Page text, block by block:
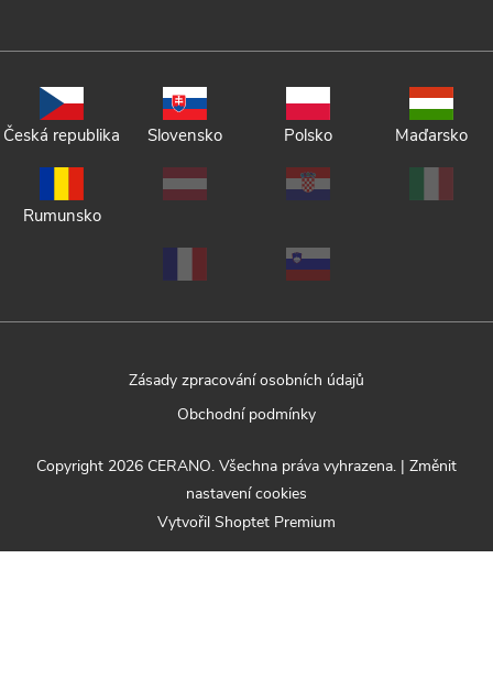
Česká republika Slovensko Polsko Maďarsko
Rumunsko
Zásady zpracování osobních údajů
Obchodní podmínky
Vytvořil Shoptet Premium
Copyright 2026 CERANO. Všechna práva vyhrazena. | Změnit
nastavení cookies